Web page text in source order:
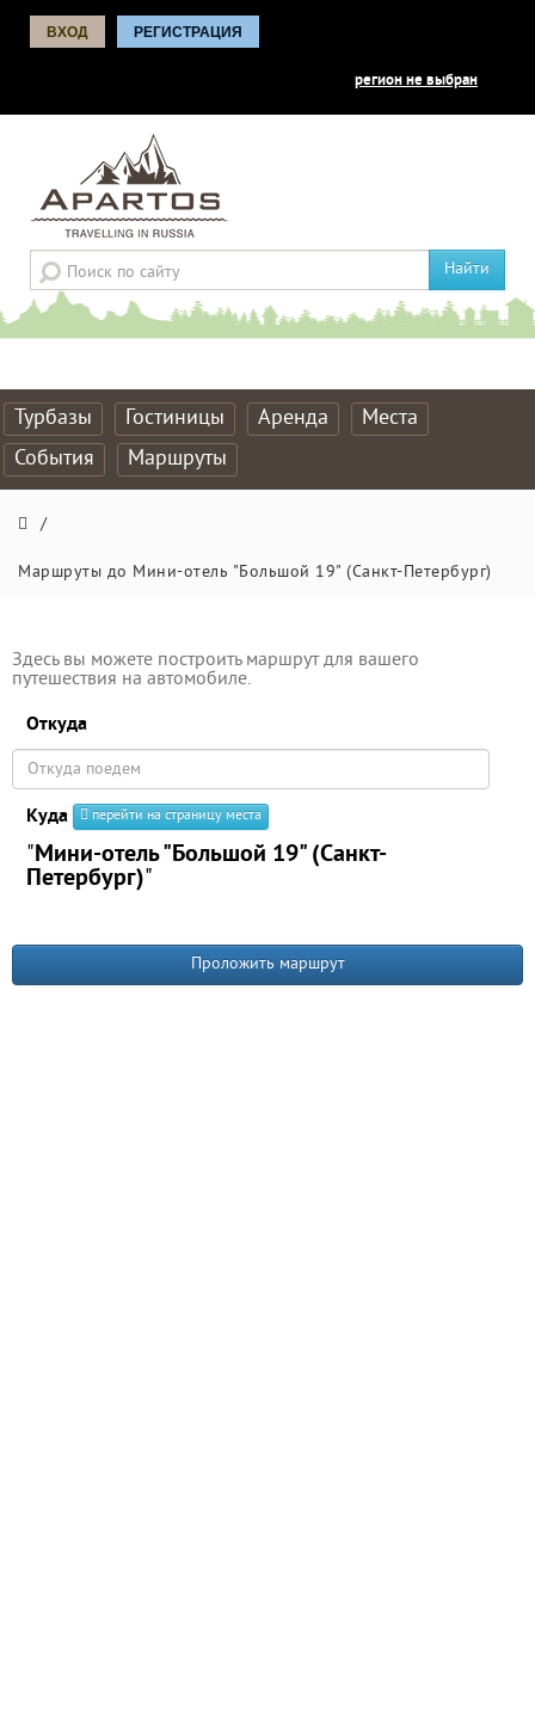
ВХОД РЕГИСТРАЦИЯ
регион не выбран
Найти
Турбазы Гостиницы Аренда
Места
События
Маршруты
/
Маршруты до Мини-отель "Большой 19" (Санкт-Петербург)
Здесь вы можете построить маршрут для вашего
путешествия на автомобиле.
Откуда
Куда перейти на страницу места
"Мини-отель "Большой 19" (Санкт-
Петербург)"
Проложить маршрут